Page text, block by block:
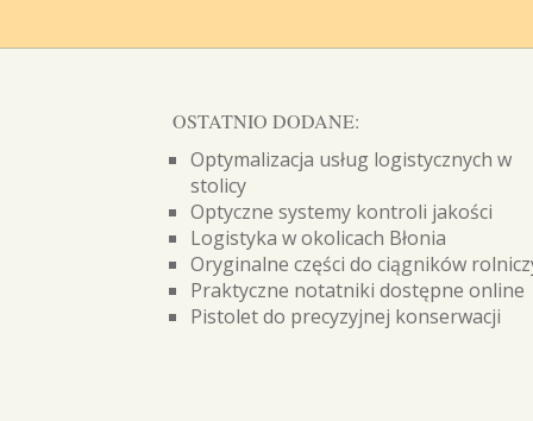
OSTATNIO DODANE:
Optymalizacja usług logistycznych w
stolicy
Optyczne systemy kontroli jakości
Logistyka w okolicach Błonia
Oryginalne części do ciągników
Praktyczne notatniki dostępne online
Pistolet do precyzyjnej konserwacji